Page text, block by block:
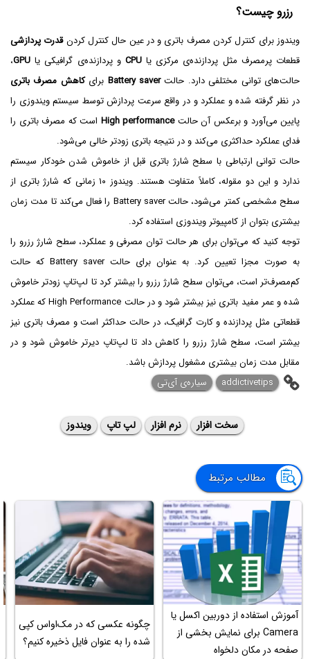
رزرو چیست؟
ویندوز برای کنترل کردن مصرف باتری و در عین حال کنترل کردنقدرت پردازشی
قطعات پرمصرف مثل پردازنده‌ی مرکزی یاCPU و پردازنده‌ی گرافیکی یا GPU،
حالت‌های توانی مختلفی دارد. حالتBattery saver برایکاهش مصرف باتری
در نظر گرفته شده و عملکرد و در واقع سرعت پردازش توسط سیستم ویندوزی را
پایین می‌آورد و برعکس آن حالتHigh performance است که مصرف باتری را
فدای عملکرد حداکثری می‌کند و در نتیجه باتری زودتر خالی می‌شود.
حالت توانی ارتباطی با سطح شارژ باتری قبل از خاموش شدن خودکار سیستم
ندارد و این دو مقوله، کاملاً متفاوت هستند. ویندوز ۱۰ زمانی که شارژ باتری از
سطح مشخصی کمتر می‌شود، حالت Battery saver را فعال می‌کند تا مدت زمان
بیشتری بتوان از کامپیوتر ویندوزی استفاده کرد.
توجه کنید که می‌توان برای هر حالت توان مصرفی و عملکرد، سطح شارژ رزرو را
به صورت مجزا تعیین کرد. به عنوان برای حالت Battery saver که حالت
کم‌مصرف‌تر است، می‌توان سطح شارژ رزرو را بیشتر کرد تا لپ‌تاپ زودتر خاموش
شده و عمر مفید باتری نیز بیشتر شود و در حالت High Performance که عملکرد
قطعاتی مثل پردازنده و کارت گرافیک، در حالت حداکثر است و مصرف باتری نیز
بیشتر است، سطح شارژ رزرو را کاهش داد تا لپ‌تاپ دیرتر خاموش شود و در
مقابل مدت زمان بیشتری مشغول پردازش باشد.
addictivetips
سیاره‌ی آی‌تی
سخت افزار نرم افزار لپ تاپ ویندوز
مطالب مرتبط
آموزش استفاده از دوربین اکسل یا
Camera برای نمایش بخشی از
صفحه در مکان دلخواه
چگونه عکسی که در مک‌او‌اس کپی
شده را به عنوان فایل ذخیره کنیم؟